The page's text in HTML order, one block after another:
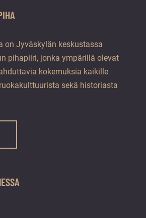
on Jyväskylän keskustassa
pihapiiri, jonka ympärillä olevat
kokemuksia kaikille
sekä historiasta